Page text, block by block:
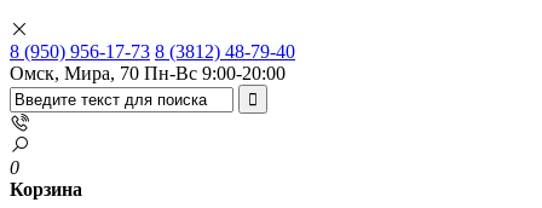
8 (950) 956-17-73 8 (3812) 48-79-40
Омск, Мира, 70 Пн-Вс 9:00-20:00
0
Корзина